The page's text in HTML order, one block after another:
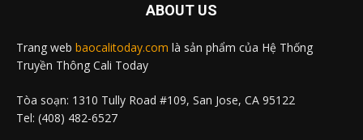
ABOUT US
Trang web baocalitoday.com là sản phẩm của Hệ Thống
Truyền Thông Cali Today
Tòa soạn: 1310 Tully Road #109, San Jose, CA 95122
Tel: (408) 482-6527